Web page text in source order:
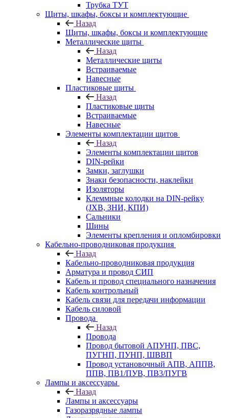
Трубка ТУТ
Щиты, шкафы, боксы и комплектующие
Назад
Щиты, шкафы, боксы и комплектующие
Металлические щиты
Назад
Металлические щиты
Встраиваемые
Навесные
Пластиковые щиты
Назад
Пластиковые щиты
Встраиваемые
Навесные
Элементы комплектации щитов
Назад
Элементы комплектации щитов
DIN-рейки
Замки, заглушки
Знаки безопасности, наклейки
Изоляторы
Клеммные колодки на DIN-рейку
(JXB, ЗНИ, КПИ)
Сальники
Шины
Элементы крепления и опломбировки
Кабельно-проводниковая продукция
Назад
Кабельно-проводниковая продукция
Арматура и провод СИП
Кабель и провод специального назначения
Кабель контрольный
Кабель связи для передачи информации
Кабель силовой
Провода
Назад
Провода
Провод бытовой АПУНП, ПВС,
ПУГНП, ПУНП, ШВВП
Провод установочный АПВ, АППВ,
ППВ, ПВ1/ПУВ, ПВ3/ПУГВ
Лампы и аксессуары
Назад
Лампы и аксессуары
Газоразрядные лампы